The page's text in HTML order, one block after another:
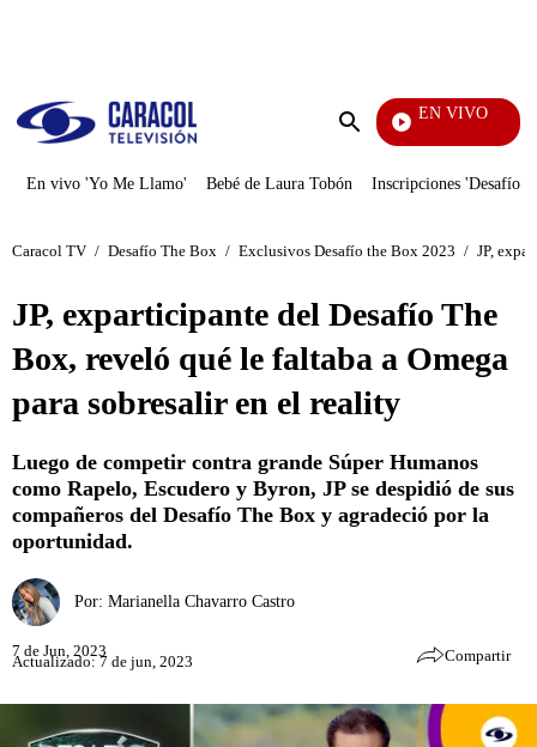
Enviar
EN VIVO
En vivo 'Yo Me Llamo' Bebé de Laura Tobón Inscripciones 'Desafío'
Caracol TV / Desafío The Box / Exclusivos Desafío the Box 2023 / JP,
JP, exparticipante del Desafío The
Box, reveló qué le faltaba a Omega
para sobresalir en el reality
Luego de competir contra grande Súper Humanos
como Rapelo, Escudero y Byron, JP se despidió de sus
compañeros del Desafío The Box y agradeció por la
oportunidad.
Por: Marianella Chavarro Castro
7 de Jun, 2023
Actualizado: 7 de jun, 2023 Compartir